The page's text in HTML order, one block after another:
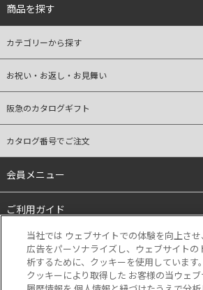
商品を探す
カテゴリーから探す
お祝い・お返し・お見舞い
阪急のカタログギフト
カタログ番号でご注文
会員メニュー
ご利用ガイド
リンク
当社では ウェブサイトでの体験を向上さ
広告をパーソナライズし、ウェブサイトの
析するために、クッキーを使用しています
クッキーにより取得した お客様の当ウェ